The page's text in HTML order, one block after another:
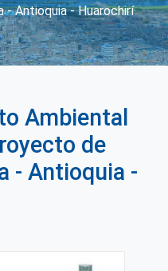
- Antioquia - Huarochirí
Ambiental
de
- Antioquia -